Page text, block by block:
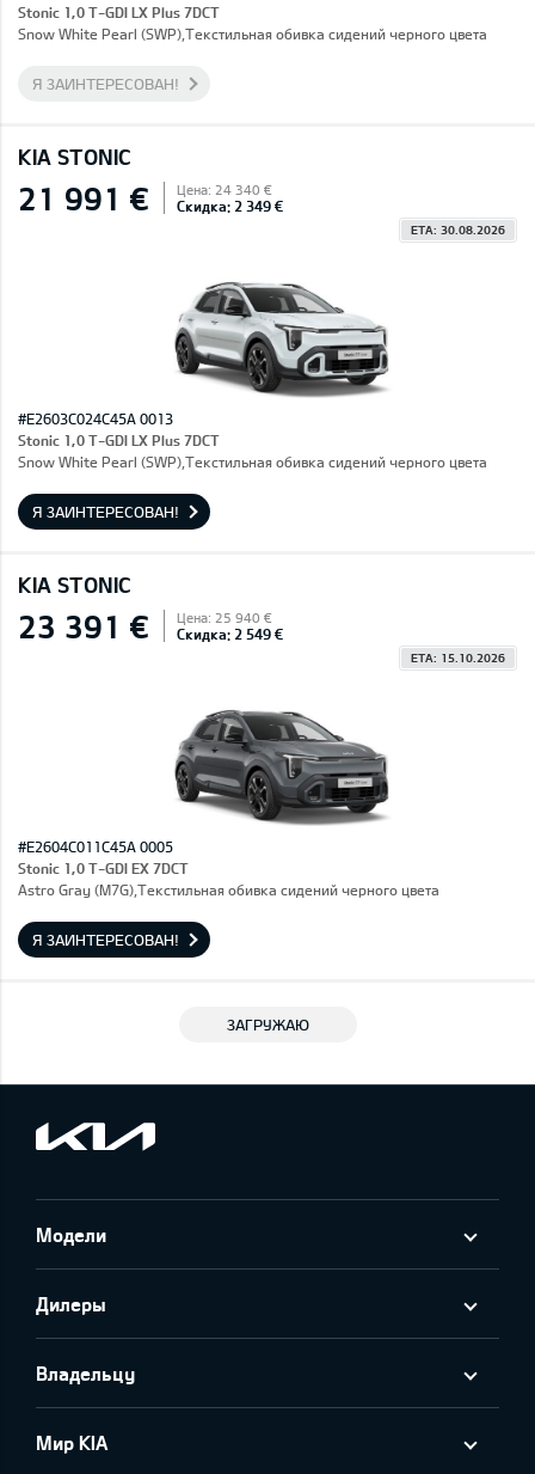
Stonic 1,0 T-GDI LX Plus 7DCT
Snow White Pearl (SWP),Текстильная обивка сидений черного цвета
Я ЗАИНТЕРЕСОВАН!
KIA STONIC
21 991 € Цена: 24 340 €
Скидка: 2 349 €
ETA: 30.08.2026
#E2603C024C45A 0013
Stonic 1,0 T-GDI LX Plus 7DCT
Snow White Pearl (SWP),Текстильная обивка сидений черного цвета
Я ЗАИНТЕРЕСОВАН!
KIA STONIC
23 391 € Цена: 25 940 €
Скидка: 2 549 €
ETA: 15.10.2026
#E2604C011C45A 0005
Stonic 1,0 T-GDI EX 7DCT
Astro Gray (M7G),Текстильная обивка сидений черного цвета
Я ЗАИНТЕРЕСОВАН!
ЗАГРУЖАЮ
Модели
Дилеры
Владельцу
Мир KIA